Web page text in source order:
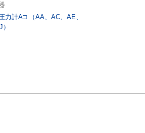
力計A□ （AA、AC、AE、